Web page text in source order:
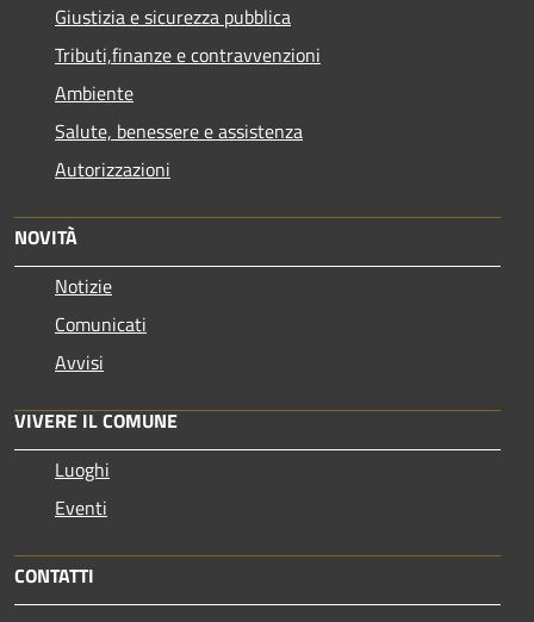
Giustizia e sicurezza pubblica
Tributi,finanze e contravvenzioni
Ambiente
Salute, benessere e assistenza
Autorizzazioni
NOVITÀ
Notizie
Comunicati
Avvisi
VIVERE IL COMUNE
Luoghi
Eventi
CONTATTI